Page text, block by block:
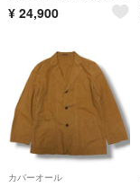
¥ 24,900
カバーオール